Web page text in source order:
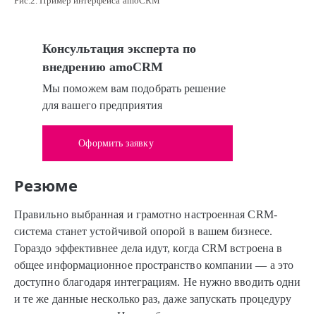
Консультация эксперта по
внедрению amoCRM
Мы поможем вам подобрать решение
для вашего предприятия
Оформить заявку
Резюме
Правильно выбранная и грамотно настроенная CRM-
система станет устойчивой опорой в вашем бизнесе.
Гораздо эффективнее дела идут, когда CRM встроена в
общее информационное пространство компании — а это
доступно благодаря интеграциям. Не нужно вводить одни
и те же данные несколько раз, даже запускать процедуру